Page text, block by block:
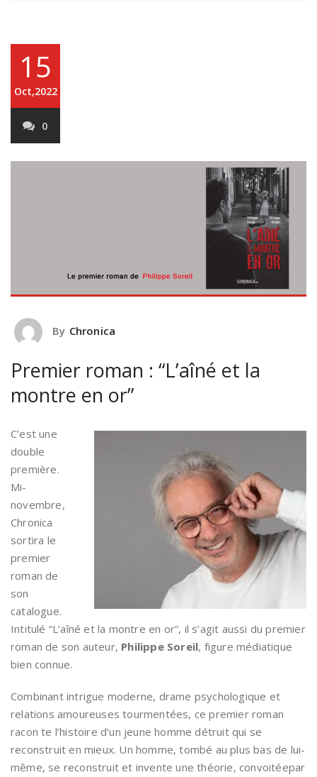
15
Oct,2022
0
By Chronica
Premier roman : “L’aîné et la
montre en or”
C’est une
double
première.
Mi-
novembre,
Chronica
sortira le
premier
roman de
son
catalogue.
Intitulé “L’aîné et la montre en or”, il s’agit aussi du premier
roman de son auteur, Philippe Soreil, figure médiatique
bien connue.
Combinant intrigue moderne, drame psychologique et
relations amoureuses tourmentées, ce premier roman
racon te l’histoire d’un jeune homme détruit qui se
reconstruit en mieux. Un homme, tombé au plus bas de lui-
même, se reconstruit et invente une théorie, convoitéepar